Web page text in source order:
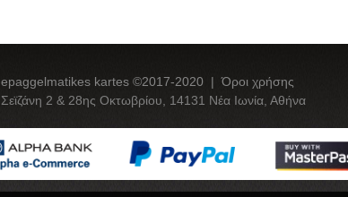
epaggelmatikes kartes ©2017-2020 | Όροι χρήσης
Σεϊζάνη 2 & 28ης Οκτωβρίου, 14131 Νέα Ιωνία, Αθήνα